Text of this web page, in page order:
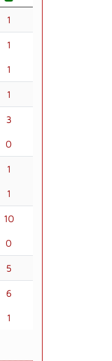
1
1
1
1
3
0
1
1
10
0
5
6
1